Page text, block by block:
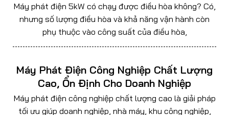
Máy phát điện 5kW có chạy được điều hòa không? Có,
nhưng số lượng điều hòa và khả năng vận hành còn
phụ thuộc vào công suất của điều hòa,
Máy Phát Điện Công Nghiệp Chất Lượng
Cao, Ổn Định Cho Doanh Nghiệp
Máy phát điện công nghiệp chất lượng cao là giải pháp
tối ưu giúp doanh nghiệp, nhà máy, khu công nghiệp,